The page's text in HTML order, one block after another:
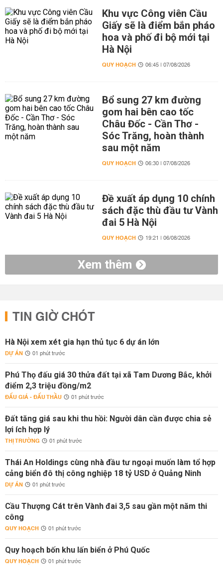
Khu vực Công viên Cầu
Giấy sẽ là điểm bắn pháo
hoa và phố đi bộ mới tại
Hà Nội
QUY HOẠCH 06:45 | 07/08/2026
Bổ sung 27 km đường
gom hai bên cao tốc
Châu Đốc - Cần Thơ -
Sóc Trăng, hoàn thành
sau một năm
QUY HOẠCH 06:30 | 07/08/2026
Đề xuất áp dụng 10 chính
sách đặc thù đầu tư Vành
đai 5 Hà Nội
QUY HOẠCH 19:21 | 06/08/2026
Xem thêm
TIN GIỜ CHÓT
Hà Nội xem xét gia hạn thủ tục 6 dự án lớn
DỰ ÁN 01 phút trước
Phú Thọ đấu giá 30 thửa đất tại xã Tam Dương Bắc, khởi
điểm 2,3 triệu đồng/m2
ĐẤU GIÁ - ĐẤU THẦU 01 phút trước
Đất tăng giá sau khi thu hồi: Người dân cần được chia sẻ
lợi ích hợp lý
THỊ TRƯỜNG 01 phút trước
Thái An Holdings cùng nhà đầu tư ngoại muốn làm tổ hợp
cảng biển đô thị công nghiệp 18 tỷ USD ở Quảng Ninh
DỰ ÁN 01 phút trước
Cầu Thượng Cát trên Vành đai 3,5 sau gần một năm thi
công
QUY HOẠCH 01 phút trước
Quy hoạch bốn khu lấn biển ở Phú Quốc
QUY HOẠCH 01 phút trước